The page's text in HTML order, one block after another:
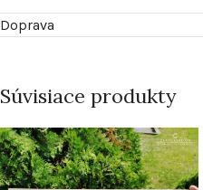
Doprava
Súvisiace produkty